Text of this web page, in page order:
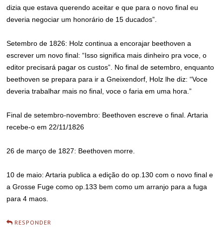
dizia que estava querendo aceitar e que para o novo final eu
deveria negociar um honorário de 15 ducados”.
Setembro de 1826: Holz continua a encorajar beethoven a
escrever um novo final: “Isso significa mais dinheiro pra voce, o
editor precisará pagar os custos”. No final de setembro, enquanto
beethoven se prepara para ir a Gneixendorf, Holz lhe diz: “Voce
deveria trabalhar mais no final, voce o faria em uma hora.”
Final de setembro-novembro: Beethoven escreve o final. Artaria
recebe-o em 22/11/1826
26 de março de 1827: Beethoven morre.
10 de maio: Artaria publica a edição do op.130 com o novo final e
a Grosse Fuge como op.133 bem como um arranjo para a fuga
para 4 maos.
RESPONDER